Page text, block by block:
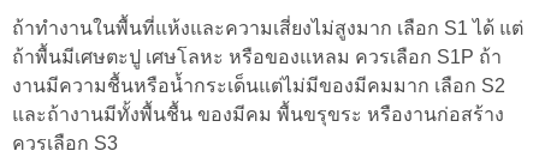
ถ้าทำงานในพื้นที่แห้งและความเสี่ยงไม่สูงมาก เลือก S1 ได้ แต่
ถ้าพื้นมีเศษตะปู เศษโลหะ หรือของแหลม ควรเลือก S1P ถ้า
งานมีความชื้นหรือน้ำกระเด็นแต่ไม่มีของมีคมมาก เลือก S2
และถ้างานมีทั้งพื้นชื้น ของมีคม พื้นขรุขระ หรืองานก่อสร้าง
ควรเลือก S3